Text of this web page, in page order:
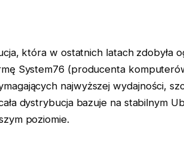
która w ostatnich latach zdobyła
System76 (producenta
najwyższej wydajności,
dystrybucja bazuje na stabilnym
poziomie.